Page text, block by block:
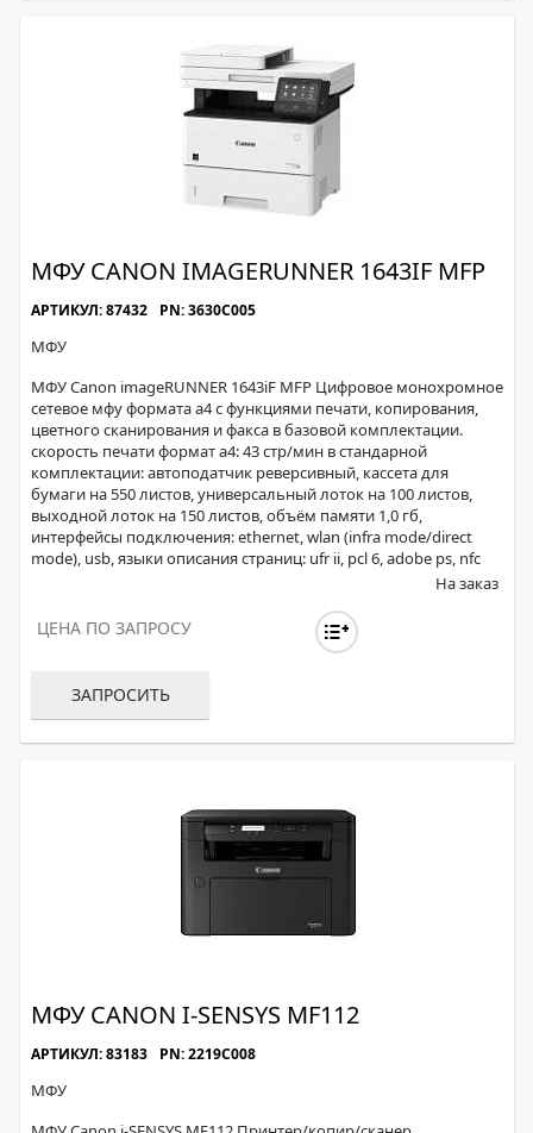
МФУ CANON IMAGERUNNER 1643IF MFP
АРТИКУЛ: 87432 PN: 3630C005
МФУ
МФУ Canon imageRUNNER 1643iF MFP Цифровое монохромное
сетевое мфу формата а4 с функциями печати, копирования,
цветного сканирования и факса в базовой комплектации.
скорость печати формат а4: 43 стр/мин в стандарной
комплектации: автоподатчик реверсивный, кассета для
бумаги на 550 листов, универсальный лоток на 100 листов,
выходной лоток на 150 листов, объём памяти 1,0 гб,
интерфейсы подключения: ethernet, wlan (infra mode/direct
mode), usb, языки описания страниц: ufr ii, pcl 6, adobe ps, nfc
На заказ
ЦЕНА ПО ЗАПРОСУ
ЗАПРОСИТЬ
МФУ CANON I-SENSYS MF112
АРТИКУЛ: 83183 PN: 2219C008
МФУ